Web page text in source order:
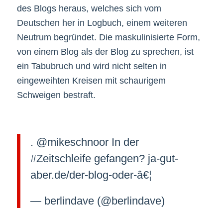
des Blogs heraus, welches sich vom
Deutschen her in Logbuch, einem weiteren
Neutrum begründet. Die maskulinisierte Form,
von einem Blog als der Blog zu sprechen, ist
ein Tabubruch und wird nicht selten in
eingeweihten Kreisen mit schaurigem
Schweigen bestraft.
. @mikeschnoor In der
#Zeitschleife gefangen? ja-gut-
aber.de/der-blog-oder-â€¦
— berlindave (@berlindave)